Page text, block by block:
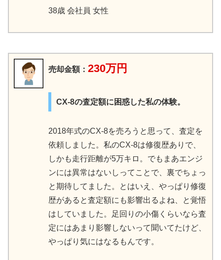
38歳 会社員 女性
売却金額： 230万円
CX-8の査定額に困惑した私の体験。
2018年式のCX-8を売ろうと思って、査定を
依頼しました。私のCX-8は修復歴ありで、
しかも走行距離が5万キロ。でもまあエンジ
ンには異常はないしってことで、裏でちょっ
と期待してました。とはいえ、やっぱり修復
歴があると査定額にも影響出るよね、と覚悟
はしていました。足回りの小傷くらいなら査
定にはあまり影響しないって聞いてたけど、
やっぱり気にはなるもんです。